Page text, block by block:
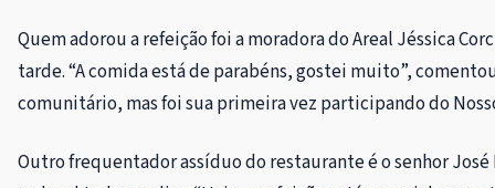
Quem adorou a refeição foi a moradora do Areal Jéssica
tarde. “A comida está de parabéns, gostei muito”,
comunitário, mas foi sua primeira vez participando do
Outro frequentador assíduo do restaurante é o senhor